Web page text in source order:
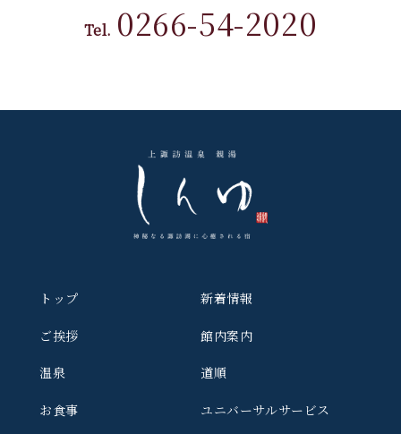
Tel. 0266-54-2020
トップ
ご挨拶
温泉
お食事
新着情報
館内案内
道順
ユニバーサルサービス